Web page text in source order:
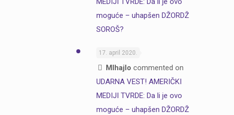
moguće – uhapšen DŽORDŽ
SOROŠ?
17. april 2020.
MIhajlo commented on
UDARNA VEST! AMERIČKI
MEDIJI TVRDE: Da li je ovo
moguće – uhapšen DŽORDŽ